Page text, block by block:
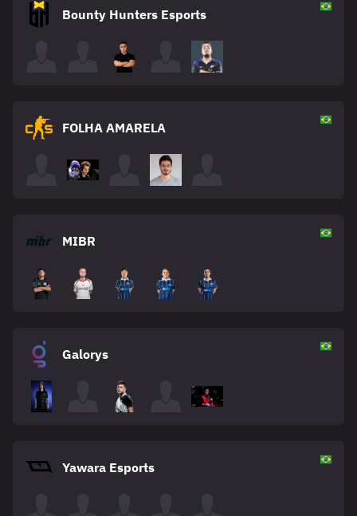
Bounty Hunters Esports
FOLHA AMARELA
MIBR
Galorys
Yawara Esports